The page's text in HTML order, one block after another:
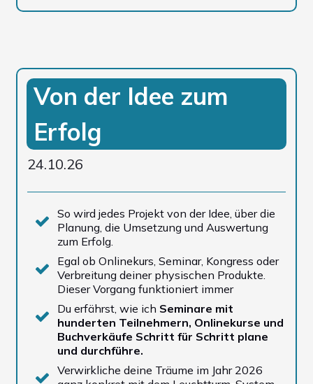
Von der Idee zum
Erfolg
24.10.26
So wird jedes Projekt von der Idee, über die
Planung, die Umsetzung und Auswertung
zum Erfolg.
Egal ob Onlinekurs, Seminar, Kongress oder
Verbreitung deiner physischen Produkte.
Dieser Vorgang funktioniert immer
Du erfährst, wie ich Seminare mit
hunderten Teilnehmern, Onlinekurse und
Buchverkäufe Schritt für Schritt plane
und durchführe.
Verwirkliche deine Träume im Jahr 2026